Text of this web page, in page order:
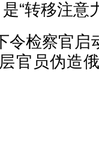
“转移注意
令检察官启
官员伪造